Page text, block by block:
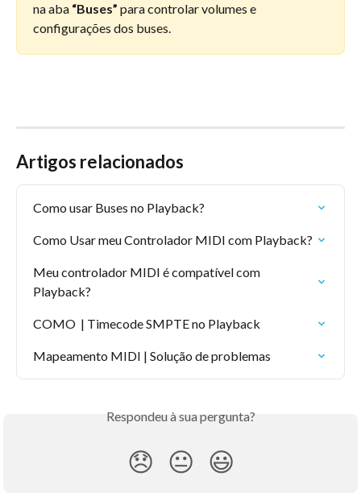
na aba “Buses” para controlar volumes e
configurações dos buses.
Artigos relacionados
Como usar Buses no Playback?
Como Usar meu Controlador MIDI com Playback?
Meu controlador MIDI é compatível com
Playback?
COMO  | Timecode SMPTE no Playback
Mapeamento MIDI | Solução de problemas
Respondeu à sua pergunta?
😞 😐 😃